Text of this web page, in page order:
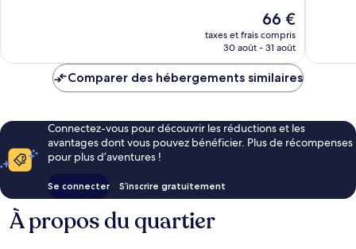
Le
nouveau
prix
de
66 €
taxes et frais compris
30 août - 31 août
Comparer des hébergements similaires
Connectez-vous pour découvrir les réductions et les
avantages dont vous pouvez bénéficier. Plus de récompenses
pour plus d’aventures !
Se connecter S’inscrire gratuitement
À propos du quartier